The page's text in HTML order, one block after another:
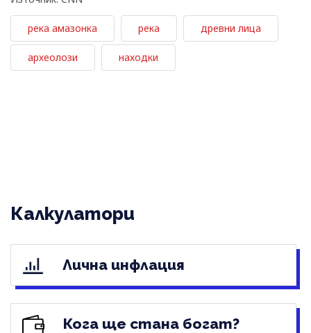
река амазонка река древни лица
археолози находки
Калкулатори
Лична инфлация
Кога ще стана богат?